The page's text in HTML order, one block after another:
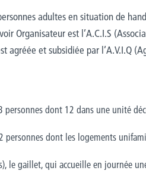
adultes en situation de
Organisateur est l’A.C.I.S
agréée et subsidiée par l’A.V.I.Q
personnes dont 12 dans une unité
personnes dont les logements
le gaillet, qui accueille en journée